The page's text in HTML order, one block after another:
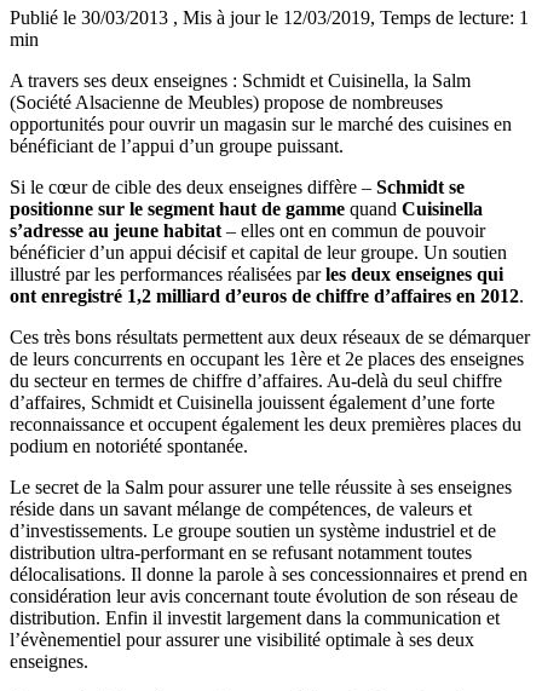
Publié le 30/03/2013 , Mis à jour le 12/03/2019, Temps de lecture: 1
min
A travers ses deux enseignes : Schmidt et Cuisinella, la Salm
(Société Alsacienne de Meubles) propose de nombreuses
opportunités pour ouvrir un magasin sur le marché des cuisines en
bénéficiant de l’appui d’un groupe puissant.
Si le cœur de cible des deux enseignes diffère – Schmidt se
positionne sur le segment haut de gamme quand Cuisinella
s’adresse au jeune habitat– elles ont en commun de pouvoir
bénéficier d’un appui décisif et capital de leur groupe. Un soutien
illustré par les performances réalisées parles deux enseignes qui
ont enregistré 1,2 milliard d’euros de chiffre d’affaires en 2012.
Ces très bons résultats permettent aux deux réseaux de se démarquer
de leurs concurrents en occupant les 1ère et 2e places des enseignes
du secteur en termes de chiffre d’affaires. Au-delà du seul chiffre
d’affaires, Schmidt et Cuisinella jouissent également d’une forte
reconnaissance et occupent également les deux premières places du
podium en notoriété spontanée.
Le secret de la Salm pour assurer une telle réussite à ses enseignes
réside dans un savant mélange de compétences, de valeurs et
d’investissements. Le groupe soutien un système industriel et de
distribution ultra-performant en se refusant notamment toutes
délocalisations. Il donne la parole à ses concessionnaires et prend en
considération leur avis concernant toute évolution de son réseau de
distribution. Enfin il investit largement dans la communication et
l’évènementiel pour assurer une visibilité optimale à ses deux
enseignes.